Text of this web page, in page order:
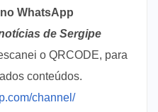
WhatsApp
de Sergipe
o QRCODE, para
conteúdos.
channel/